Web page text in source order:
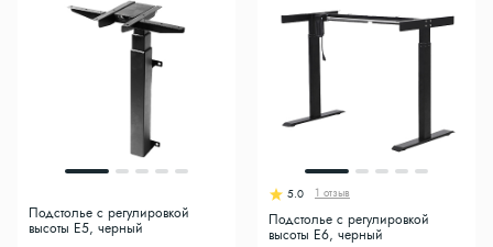
Подстолье с регулировкой
высоты E5, черный
5.0 1 отзыв
Подстолье с регулировкой
высоты E6, черный